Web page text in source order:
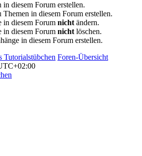
diesem Forum erstellen.
in diesem Forum erstellen.
in diesem Forum nichtändern.
in diesem Forum nichtlöschen.
in diesem Forum erstellen.
Tutorialstübchen Foren-Übersicht